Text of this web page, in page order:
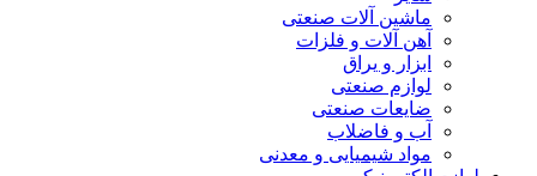
ماشین آلات صنعتی
آهن آلات و فلزات
ابزار و یراق
لوازم صنعتی
ضایعات صنعتی
آب و فاضلاب
مواد شیمیایی و معدنی